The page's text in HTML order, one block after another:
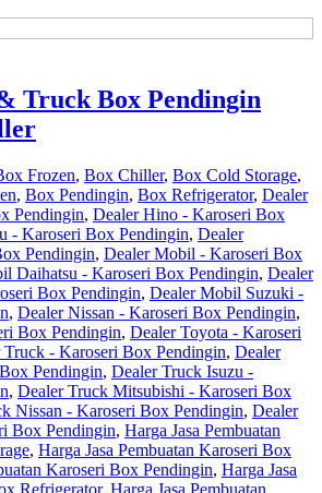
Truck Box Pendingin
Frozen, Box Chiller, Box Cold Storage,
, Box Pendingin, Box Refrigerator, Dealer
Pendingin, Dealer Hino - Karoseri Box
- Karoseri Box Pendingin, Dealer
Pendingin, Dealer Mobil - Karoseri Box
Daihatsu - Karoseri Box Pendingin, Dealer
Box Pendingin, Dealer Mobil Suzuki -
, Dealer Nissan - Karoseri Box Pendingin,
Box Pendingin, Dealer Toyota - Karoseri
Truck - Karoseri Box Pendingin, Dealer
Pendingin, Dealer Truck Isuzu -
, Dealer Truck Mitsubishi - Karoseri Box
Nissan - Karoseri Box Pendingin, Dealer
Box Pendingin, Harga Jasa Pembuatan
, Harga Jasa Pembuatan Karoseri Box
Karoseri Box Pendingin, Harga Jasa
Refrigerator, Harga Jasa Pembuatan